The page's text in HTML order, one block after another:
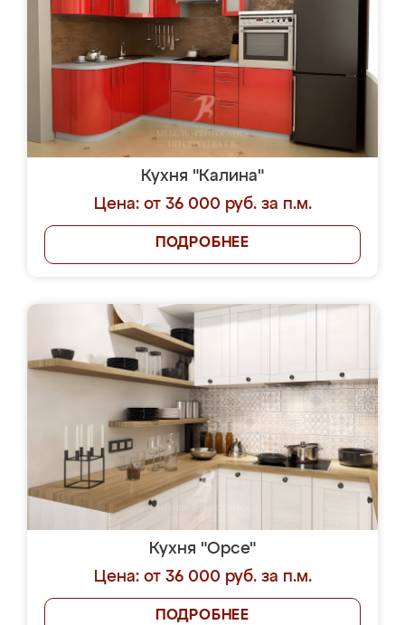
Кухня "Калина"
Цена: от 36 000 руб. за п.м.
ПОДРОБНЕЕ
Кухня "Орсе"
Цена: от 36 000 руб. за п.м.
ПОДРОБНЕЕ